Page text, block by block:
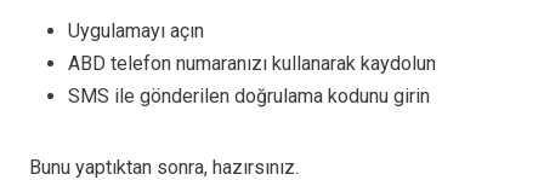
Uygulamayı açın
ABD telefon numaranızı kullanarak kaydolun
SMS ile gönderilen doğrulama kodunu girin
Bunu yaptıktan sonra, hazırsınız.